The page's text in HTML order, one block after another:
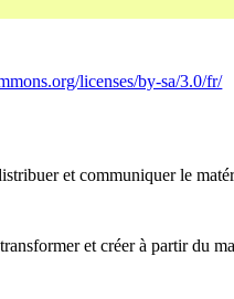
licenses/by-sa/3.0/fr/
et communiquer le
et créer à partir du